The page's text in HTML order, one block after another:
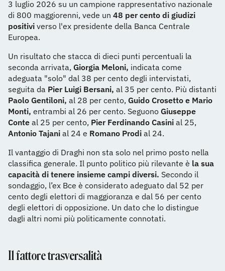
3 luglio 2026 su un campione rappresentativo nazionale
di 800 maggiorenni, vede un 48 per cento di giudizi
positivi verso l'ex presidente della Banca Centrale
Europea.
Un risultato che stacca di dieci punti percentuali la
seconda arrivata, Giorgia Meloni, indicata come
adeguata "solo" dal 38 per cento degli intervistati,
seguita da Pier Luigi Bersani, al 35 per cento. Più distanti
Paolo Gentiloni, al 28 per cento, Guido Crosetto e Mario
Monti, entrambi al 26 per cento. Seguono Giuseppe
Conte al 25 per cento, Pier Ferdinando Casini al 25,
Antonio Tajani al 24 e Romano Prodi al 24.
Il vantaggio di Draghi non sta solo nel primo posto nella
classifica generale. Il punto politico più rilevante è la sua
capacità di tenere insieme campi diversi. Secondo il
sondaggio, l’ex Bce è considerato adeguato dal 52 per
cento degli elettori di maggioranza e dal 56 per cento
degli elettori di opposizione. Un dato che lo distingue
dagli altri nomi più politicamente connotati.
Il fattore trasversalità